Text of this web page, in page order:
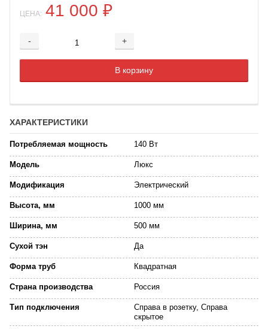
ЦЕНА: 41 000 ₽
- +
Добавляется...
В корзину
Добавлен
ХАРАКТЕРИСТИКИ
Потребляемая мощность 140 Вт
Модель Люкс
Модификация Электрический
Высота, мм 1000 мм
Ширина, мм 500 мм
Сухой тэн Да
Форма труб Квадратная
Страна производства Россия
Тип подключения
Справа в розетку, Справа
скрытое